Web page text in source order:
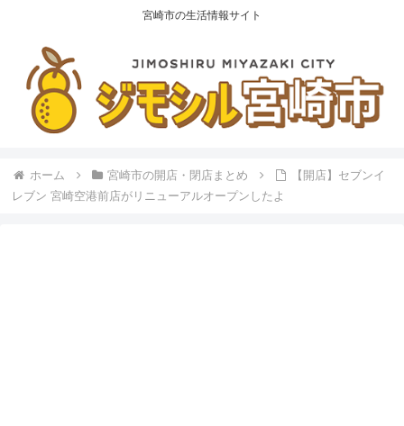
宮崎市の生活情報サイト
ホーム 宮崎市の開店・閉店まとめ
【開店】セブンイ
レブン 宮崎空港前店がリニューアルオープンしたよ